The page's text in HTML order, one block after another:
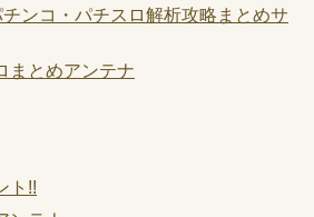
ンコ・パチスロ解析攻略まとめサ
まとめアンテナ
ト!!